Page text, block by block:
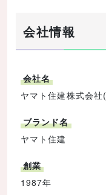
会社情報
会社名
ヤマト住建株式会社(
ブランド名
ヤマト住建
創業
1987年